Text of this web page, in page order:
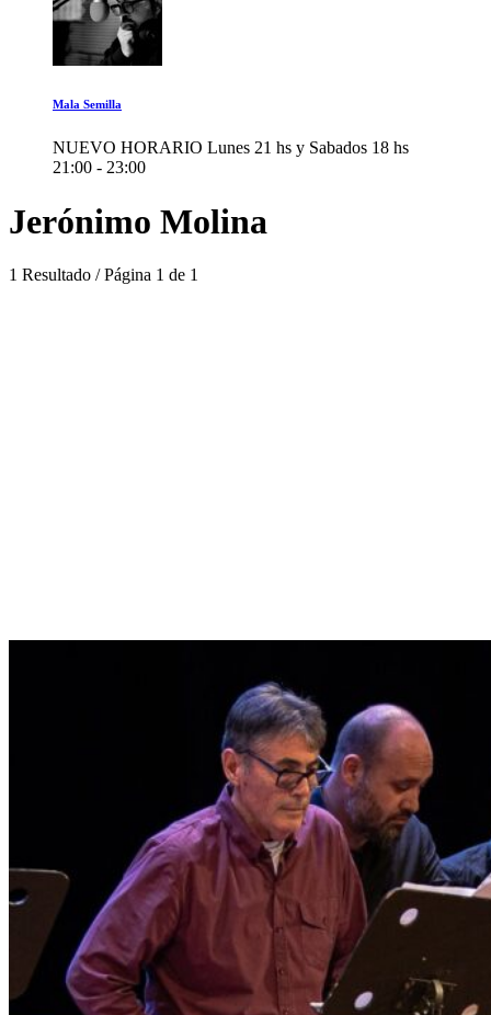
Mala Semilla
NUEVO HORARIO Lunes 21 hs y Sabados 18 hs
21:00 - 23:00
Jerónimo Molina
1 Resultado / Página 1 de 1